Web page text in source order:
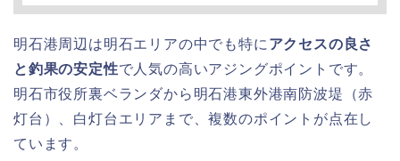
明石港周辺は明石エリアの中でも特にアクセスの良さ
と釣果の安定性で人気の高いアジングポイントです。
明石市役所裏ベランダから明石港東外港南防波堤（赤
灯台）、白灯台エリアまで、複数のポイントが点在し
ています。